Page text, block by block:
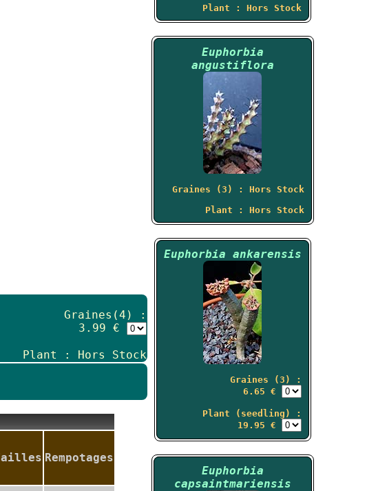
Graines(4) :
3.99 €
Plant : Hors Stock
Rempotages
Plant : Hors Stock
Euphorbia
angustiflora
Graines (3) : Hors Stock
Plant : Hors Stock
Euphorbia ankarensis
Graines (3) :
6.65 €
Plant (seedling) :
19.95 €
Euphorbia
capsaintmariensis